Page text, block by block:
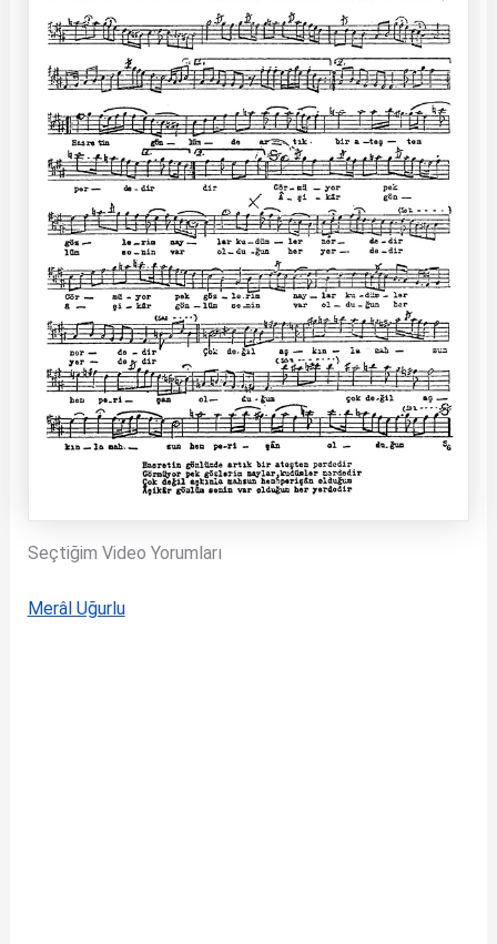
Seçtiğim Video Yorumları
Merâl Uğurlu